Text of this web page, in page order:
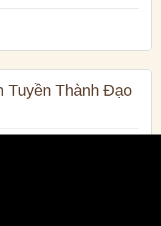
Tuyền Thành Đạo